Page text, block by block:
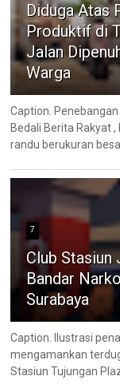
Diduga Atas
Produktif di
Jalan
Warga
Caption.
Bedali Berita Rakyat
randu berukuran
7
Club Stasiun
Bandar
Surabaya
Caption. Ilustrasi
mengamankan
Stasiun Tujungan